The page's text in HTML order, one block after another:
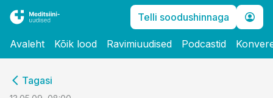
Telli soodushinnaga
Avaleht Kõik lood Ravimiuudised Podcastid
Tagasi